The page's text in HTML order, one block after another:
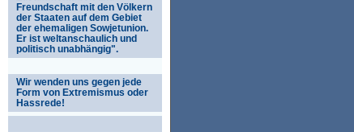
Freundschaft mit den Völkern
der Staaten auf dem Gebiet
der ehemaligen Sowjetunion.
Er ist weltanschaulich und
politisch unabhängig".
Wir wenden uns gegen jede
Form von Extremismus oder
Hassrede!